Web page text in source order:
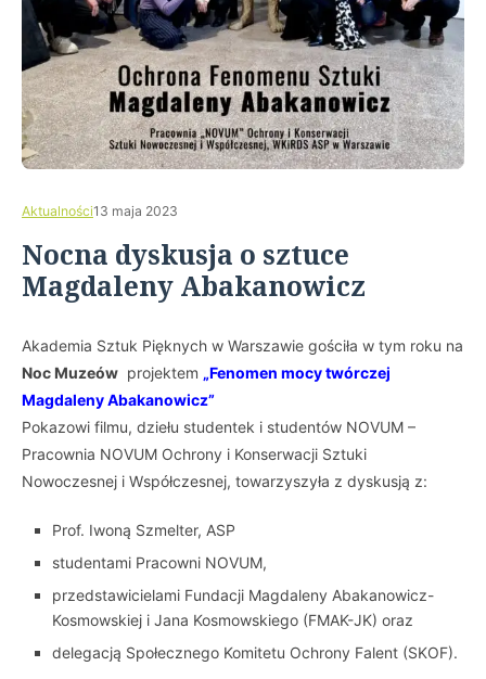
Aktualności13 maja 2023
Nocna dyskusja o sztuce
Magdaleny Abakanowicz
Akademia Sztuk Pięknych w Warszawie gościła w tym roku na
Noc Muzeów projektem „Fenomen mocy twórczej
Magdaleny Abakanowicz”
Pokazowi filmu, dziełu studentek i studentów NOVUM –
Pracownia NOVUM Ochrony i Konserwacji Sztuki
Nowoczesnej i Współczesnej, towarzyszyła z dyskusją z:
Prof. Iwoną Szmelter, ASP
studentami Pracowni NOVUM,
przedstawicielami Fundacji Magdaleny Abakanowicz-
Kosmowskiej i Jana Kosmowskiego (FMAK-JK) oraz
delegacją Społecznego Komitetu Ochrony Falent (SKOF).